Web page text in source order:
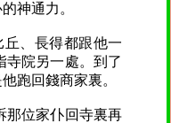
神通力。
、長得都跟他一
寺院另一處。到了
跑回錢商家裏。
那位家仆回寺裏再